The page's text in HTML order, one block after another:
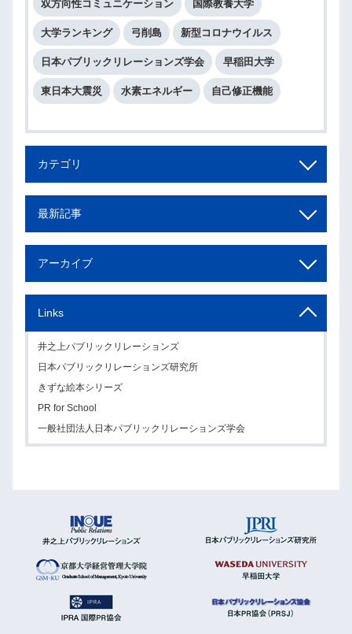
双方向性コミュニケーション 国際教養大学
大学ランキング 弓削島 新型コロナウイルス
日本パブリックリレーションズ学会 早稲田大学
東日本大震災 水素エネルギー 自己修正機能
カテゴリ
最新記事
アーカイブ
Links
井之上パブリックリレーションズ
日本パブリックリレーションズ研究所
きずな絵本シリーズ
PR for School
一般社団法人日本パブリックリレーションズ学会